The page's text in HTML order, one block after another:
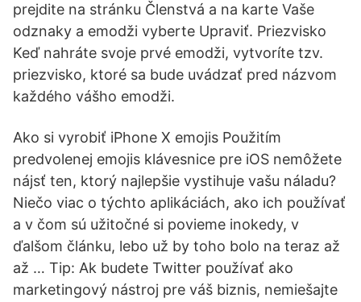
prejdite na stránku Členstvá a na karte Vaše
odznaky a emodži vyberte Upraviť. Priezvisko
Keď nahráte svoje prvé emodži, vytvoríte tzv.
priezvisko, ktoré sa bude uvádzať pred názvom
každého vášho emodži.
Ako si vyrobiť iPhone X emojis Použitím
predvolenej emojis klávesnice pre iOS nemôžete
nájsť ten, ktorý najlepšie vystihuje vašu náladu?
Niečo viac o týchto aplikáciách, ako ich používať
a v čom sú užitočné si povieme inokedy, v
ďalšom článku, lebo už by toho bolo na teraz až
až … Tip: Ak budete Twitter používať ako
marketingový nástroj pre váš biznis, nemiešajte